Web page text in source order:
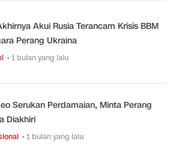
Akui Rusia Terancam Krisis BBM
Perang Ukraina
• 1 bulan yang lalu
Serukan Perdamaian, Minta Perang
Diakhiri
• 1 bulan yang lalu